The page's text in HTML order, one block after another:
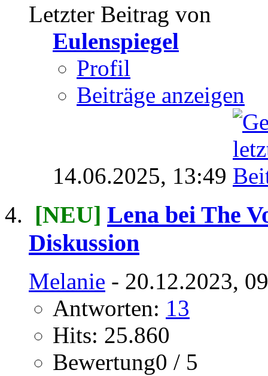
Letzter Beitrag von
Eulenspiegel
Profil
Beiträge anzeigen
14.06.2025, 13:49
[NEU] Lena bei The
Diskussion
Melanie - 20.12.2023,
Antworten: 13
Hits: 25.860
Bewertung0 / 5